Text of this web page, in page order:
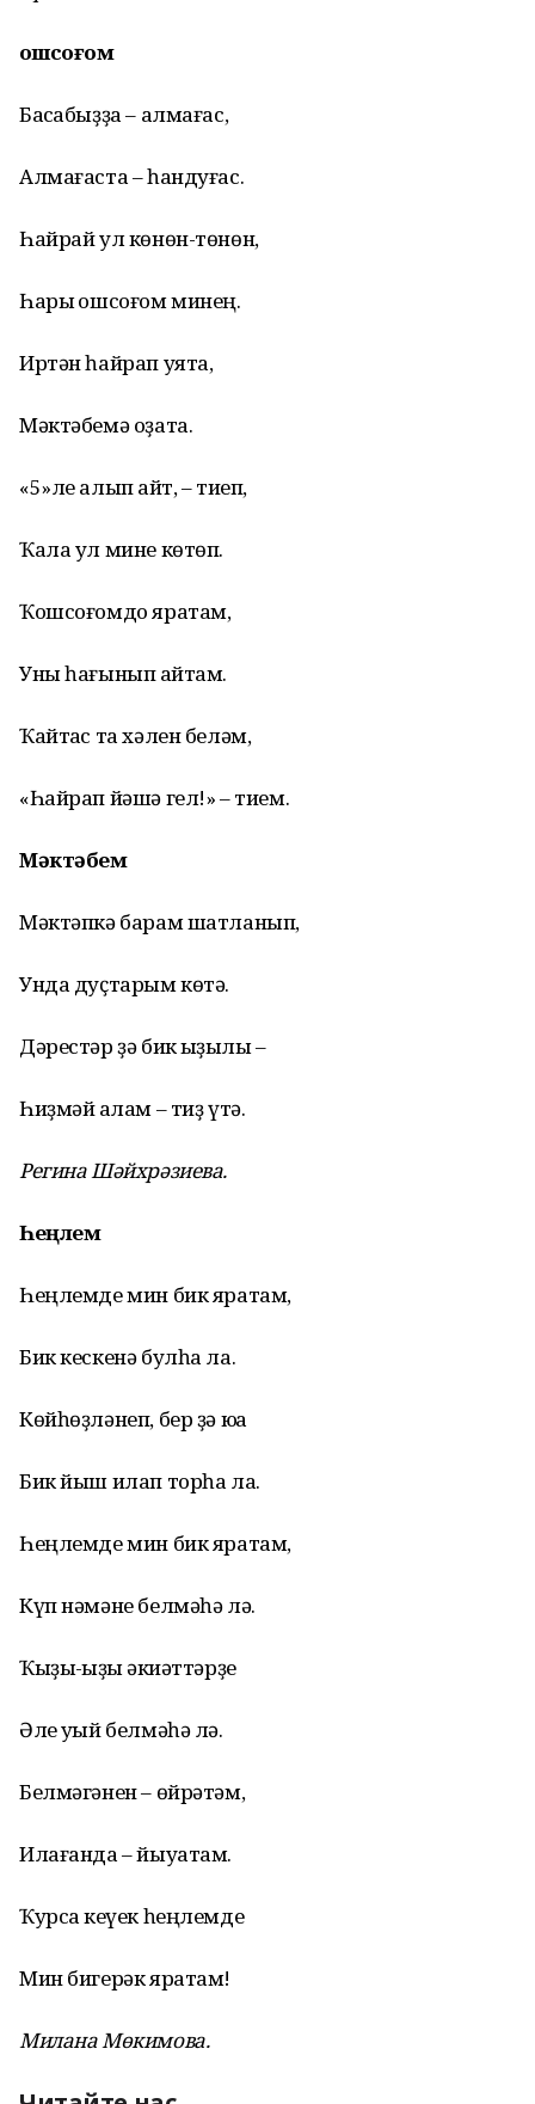
Ҡошсоғом
Баҡсабыҙҙа – алмағас,
Алмағаста – һандуғас.
Һайрай ул көнөн-төнөн,
Һары ҡошсоғом минең.
Иртән һайрап уята,
Мәктәбемә оҙата.
«5»ле алып ҡайт, – тиеп,
Ҡала ул мине көтөп.
Ҡошсоғомдо яратам,
Уны һағынып ҡайтам.
Ҡайтҡас та хәлен беләм,
«Һайрап йәшә гел!» – тием.
Мәктәбем
Мәктәпкә барам шатланып,
Унда дуҫтарым көтә.
Дәрестәр ҙә бик ҡыҙыҡлы –
Һиҙмәй ҡалам – тиҙ үтә.
Регина Шәйхрәзиева.
Һеңлем
Һеңлемде мин бик яратам,
Бик кескенә булһа ла.
Көйһөҙләнеп, бер ҙә юҡҡа
Бик йыш илап торһа ла.
Һеңлемде мин бик яратам,
Күп нәмәне белмәһә лә.
Ҡыҙыҡ-ҡыҙыҡ әкиәттәрҙе
Әле уҡый белмәһә лә.
Белмәгәнен – өйрәтәм,
Илағанда – йыуатам.
Ҡурсаҡ кеүек һеңлемде
Мин бигерәк яратам!
Милана Мөкимова.